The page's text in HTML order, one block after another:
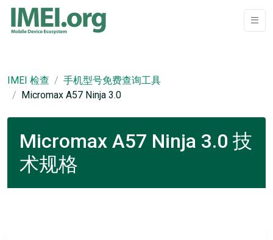
IMEI 检查
手机型号免费查询工具
Micromax A57 Ninja 3.0
Micromax A57 Ninja 3.0 技
术规格